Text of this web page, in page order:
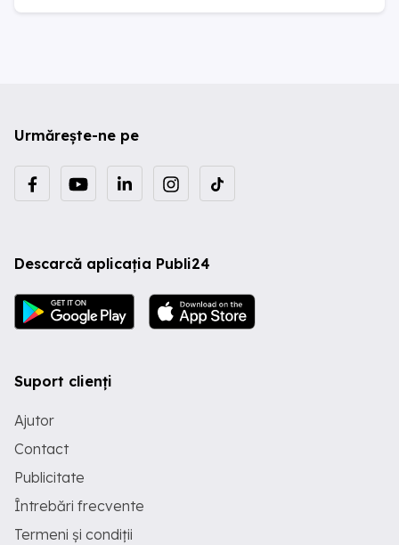
Urmărește-ne pe
Descarcă aplicația Publi24
Suport clienți
Ajutor
Contact
Publicitate
Întrebări frecvente
Termeni și condiții